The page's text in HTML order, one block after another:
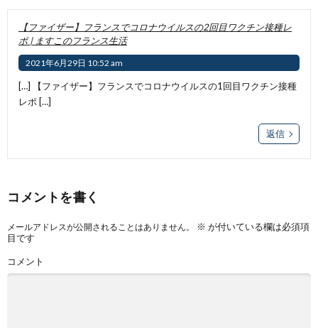
【ファイザー】フランスでコロナウイルスの2回目ワクチン接種レ
ポ | ますこのフランス生活
2021年6月29日 10:52 am
[…] 【ファイザー】フランスでコロナウイルスの1回目ワクチン接種
レポ […]
返信
コメントを書く
メールアドレスが公開されることはありません。 ※ が付いている欄は必須項
目です
コメント